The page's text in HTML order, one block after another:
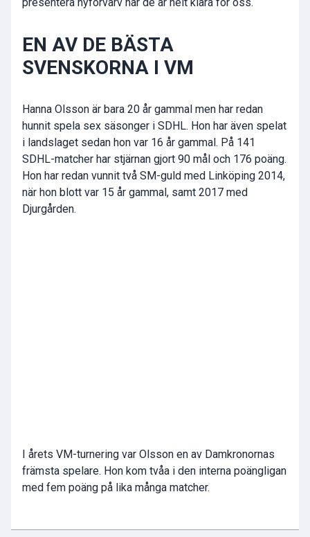
EN AV DE BÄSTA
SVENSKORNA I VM
Hanna Olsson är bara 20 år gammal men har redan
hunnit spela sex säsonger i SDHL. Hon har även spelat
i landslaget sedan hon var 16 år gammal. På 141
SDHL-matcher har stjärnan gjort 90 mål och 176 poäng.
Hon har redan vunnit två SM-guld med Linköping 2014,
när hon blott var 15 år gammal, samt 2017 med
Djurgården.
I årets VM-turnering var Olsson en av Damkronornas
främsta spelare. Hon kom tvåa i den interna poängligan
med fem poäng på lika många matcher.